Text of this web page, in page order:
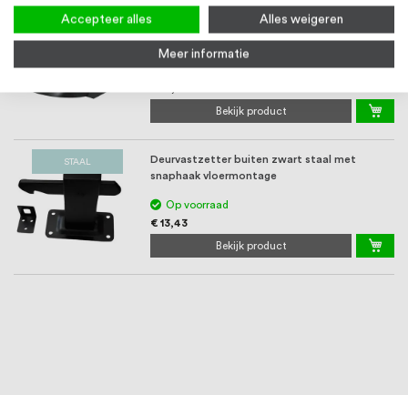
Deurstopper 84 x 28 mm, Model 02030,
Vloermontage, Mat Zwart RVS
5-7 werkdagen
Bekijk product
STAAL
Deurvastzetter buiten zwart staal met
snaphaak vloermontage
Op voorraad
€ 13,43
Bekijk product
Accepteer alles Alles weigeren
Meer informatie